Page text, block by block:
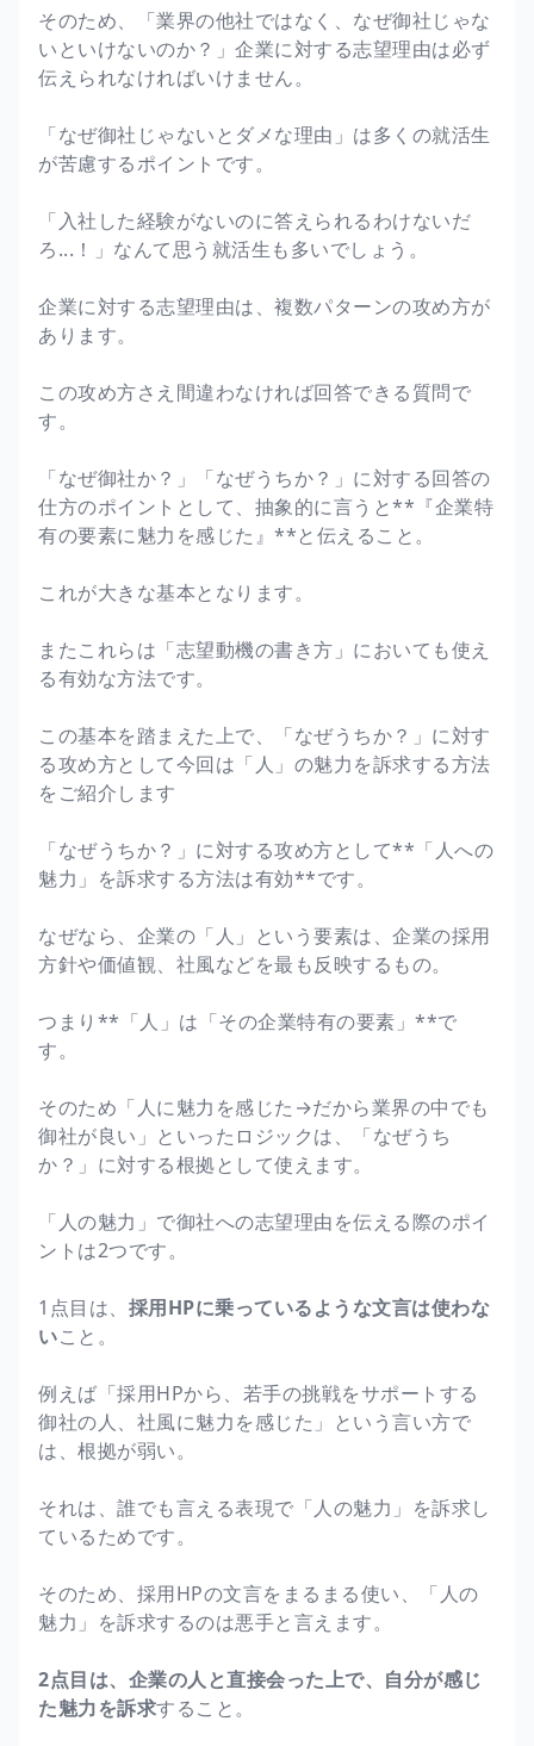
そのため、「業界の他社ではなく、なぜ御社じゃな
いといけないのか？」企業に対する志望理由は必ず
伝えられなければいけません。
「なぜ御社じゃないとダメな理由」は多くの就活生
が苦慮するポイントです。
「入社した経験がないのに答えられるわけないだ
ろ...！」なんて思う就活生も多いでしょう。
企業に対する志望理由は、複数パターンの攻め方が
あります。
この攻め方さえ間違わなければ回答できる質問で
す。
「なぜ御社か？」「なぜうちか？」に対する回答の
仕方のポイントとして、抽象的に言うと**『企業特
有の要素に魅力を感じた』**と伝えること。
これが大きな基本となります。
またこれらは「志望動機の書き方」においても使え
る有効な方法です。
この基本を踏まえた上で、「なぜうちか？」に対す
る攻め方として今回は「人」の魅力を訴求する方法
をご紹介します
「なぜうちか？」に対する攻め方として**「人への
魅力」を訴求する方法は有効**です。
なぜなら、企業の「人」という要素は、企業の採用
方針や価値観、社風などを最も反映するもの。
つまり**「人」は「その企業特有の要素」**で
す。
そのため「人に魅力を感じた→だから業界の中でも
御社が良い」といったロジックは、「なぜうち
か？」に対する根拠として使えます。
「人の魅力」で御社への志望理由を伝える際のポイ
ントは2つです。
1点目は、 採用HPに乗っているような文言は使わな
いこと。
例えば「採用HPから、若手の挑戦をサポートする
御社の人、社風に魅力を感じた」という言い方で
は、根拠が弱い。
それは、誰でも言える表現で「人の魅力」を訴求し
ているためです。
そのため、採用HPの文言をまるまる使い、「人の
魅力」を訴求するのは悪手と言えます。
2点目は、企業の人と直接会った上で、自分が感じ
た魅力を訴求すること。